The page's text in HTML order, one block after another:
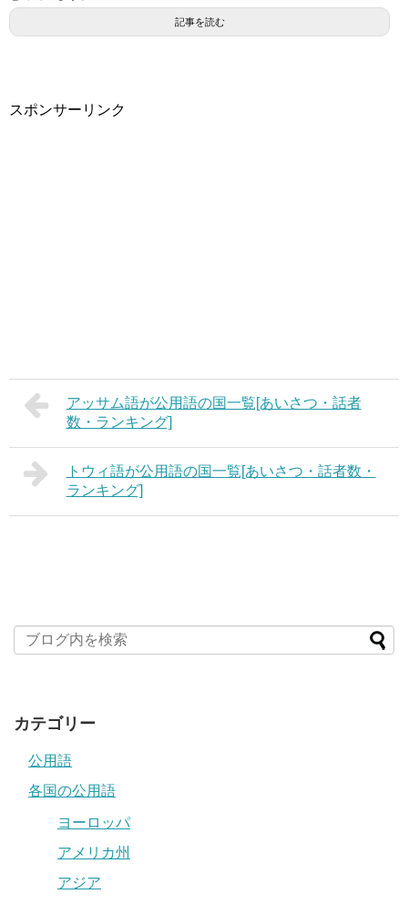
記事を読む
スポンサーリンク
アッサム語が公用語の国一覧[あいさつ・話者
数・ランキング]
トウィ語が公用語の国一覧[あいさつ・話者数・
ランキング]
カテゴリー
公用語
各国の公用語
ヨーロッパ
アメリカ州
アジア